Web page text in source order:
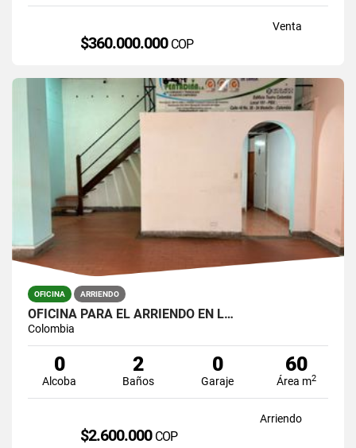
Venta
$360.000.000 COP
OFICINA ARRIENDO
OFICINA PARA EL ARRIENDO EN L…
Colombia
0
Alcoba
2
Baños
0
Garaje
60
Área m2
Arriendo
$2.600.000 COP